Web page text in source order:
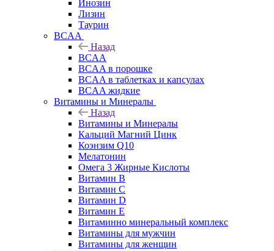
Инозин
Лизин
Таурин
BCAA
Назад
BCAA
BCAA в порошке
BCAA в таблетках и капсулах
BCAA жидкие
Витамины и Минералы
Назад
Витамины и Минералы
Кальций Магний Цинк
Коэнзим Q10
Мелатонин
Омега 3 Жирные Кислоты
Витамин B
Витамин C
Витамин D
Витамин E
Витаминно минеральный комплекс
Витамины для мужчин
Витамины для женщин